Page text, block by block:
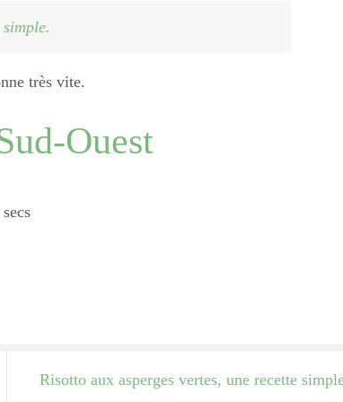
très vite.
Ouest
Risotto aux asperges vertes, une recette